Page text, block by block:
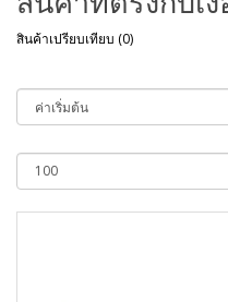
สินค้าเปรียบเทียบ (0)